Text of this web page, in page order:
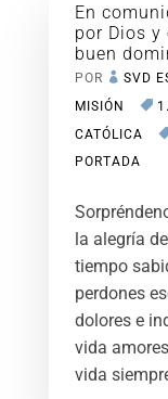
En
por Dios y
buen
POR SVD
MISIÓN
CATÓLICA
PORTADA
la alegría
tiempo
perdones
dolores e
vida
vida